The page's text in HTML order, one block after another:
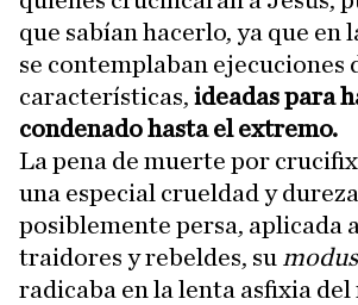
que sabían hacerlo, ya que en
se contemplaban ejecuciones
características, ideadas para
condenado hasta el extremo.
La pena de muerte por
una especial crueldad y
posiblemente persa, aplicada
traidores y rebeldes, su
radicaba en la lenta asfixia del